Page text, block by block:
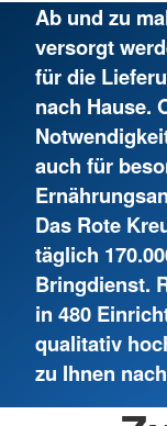
Ab und zu
versorgt
für die
nach Hause.
auch für
Das Rote
täglich
Bringdienst.
in 480
qualitativ
zu Ihnen